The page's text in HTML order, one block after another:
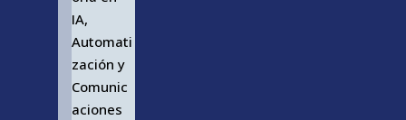
IA,
Automati
zación y
Comunic
aciones